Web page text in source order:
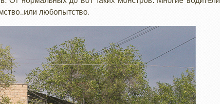
любопытство.